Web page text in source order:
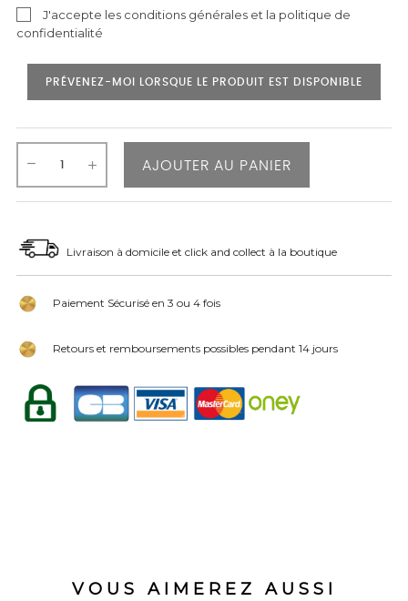
J'accepte les conditions générales et la politique de
confidentialité
PRÉVENEZ-MOI LORSQUE LE PRODUIT EST DISPONIBLE
AJOUTER AU PANIER
Livraison à domicile et click and collect à la boutique
Paiement Sécurisé en 3 ou 4 fois
Retours et remboursements possibles pendant 14 jours
VOUS AIMEREZ AUSSI